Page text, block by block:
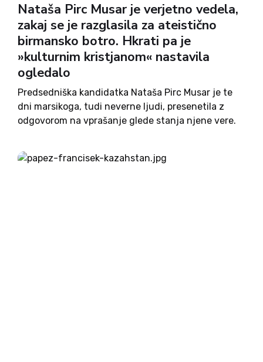
Nataša Pirc Musar je verjetno vedela,
zakaj se je razglasila za ateistično
birmansko botro. Hkrati pa je
»kulturnim kristjanom« nastavila
ogledalo
Predsedniška kandidatka Nataša Pirc Musar je te
dni marsikoga, tudi neverne ljudi, presenetila z
odgovorom na vprašanje glede stanja njene vere.
religiozni? je odgovorila, da je ateistka, kar je
seveda v našem sekularnem...